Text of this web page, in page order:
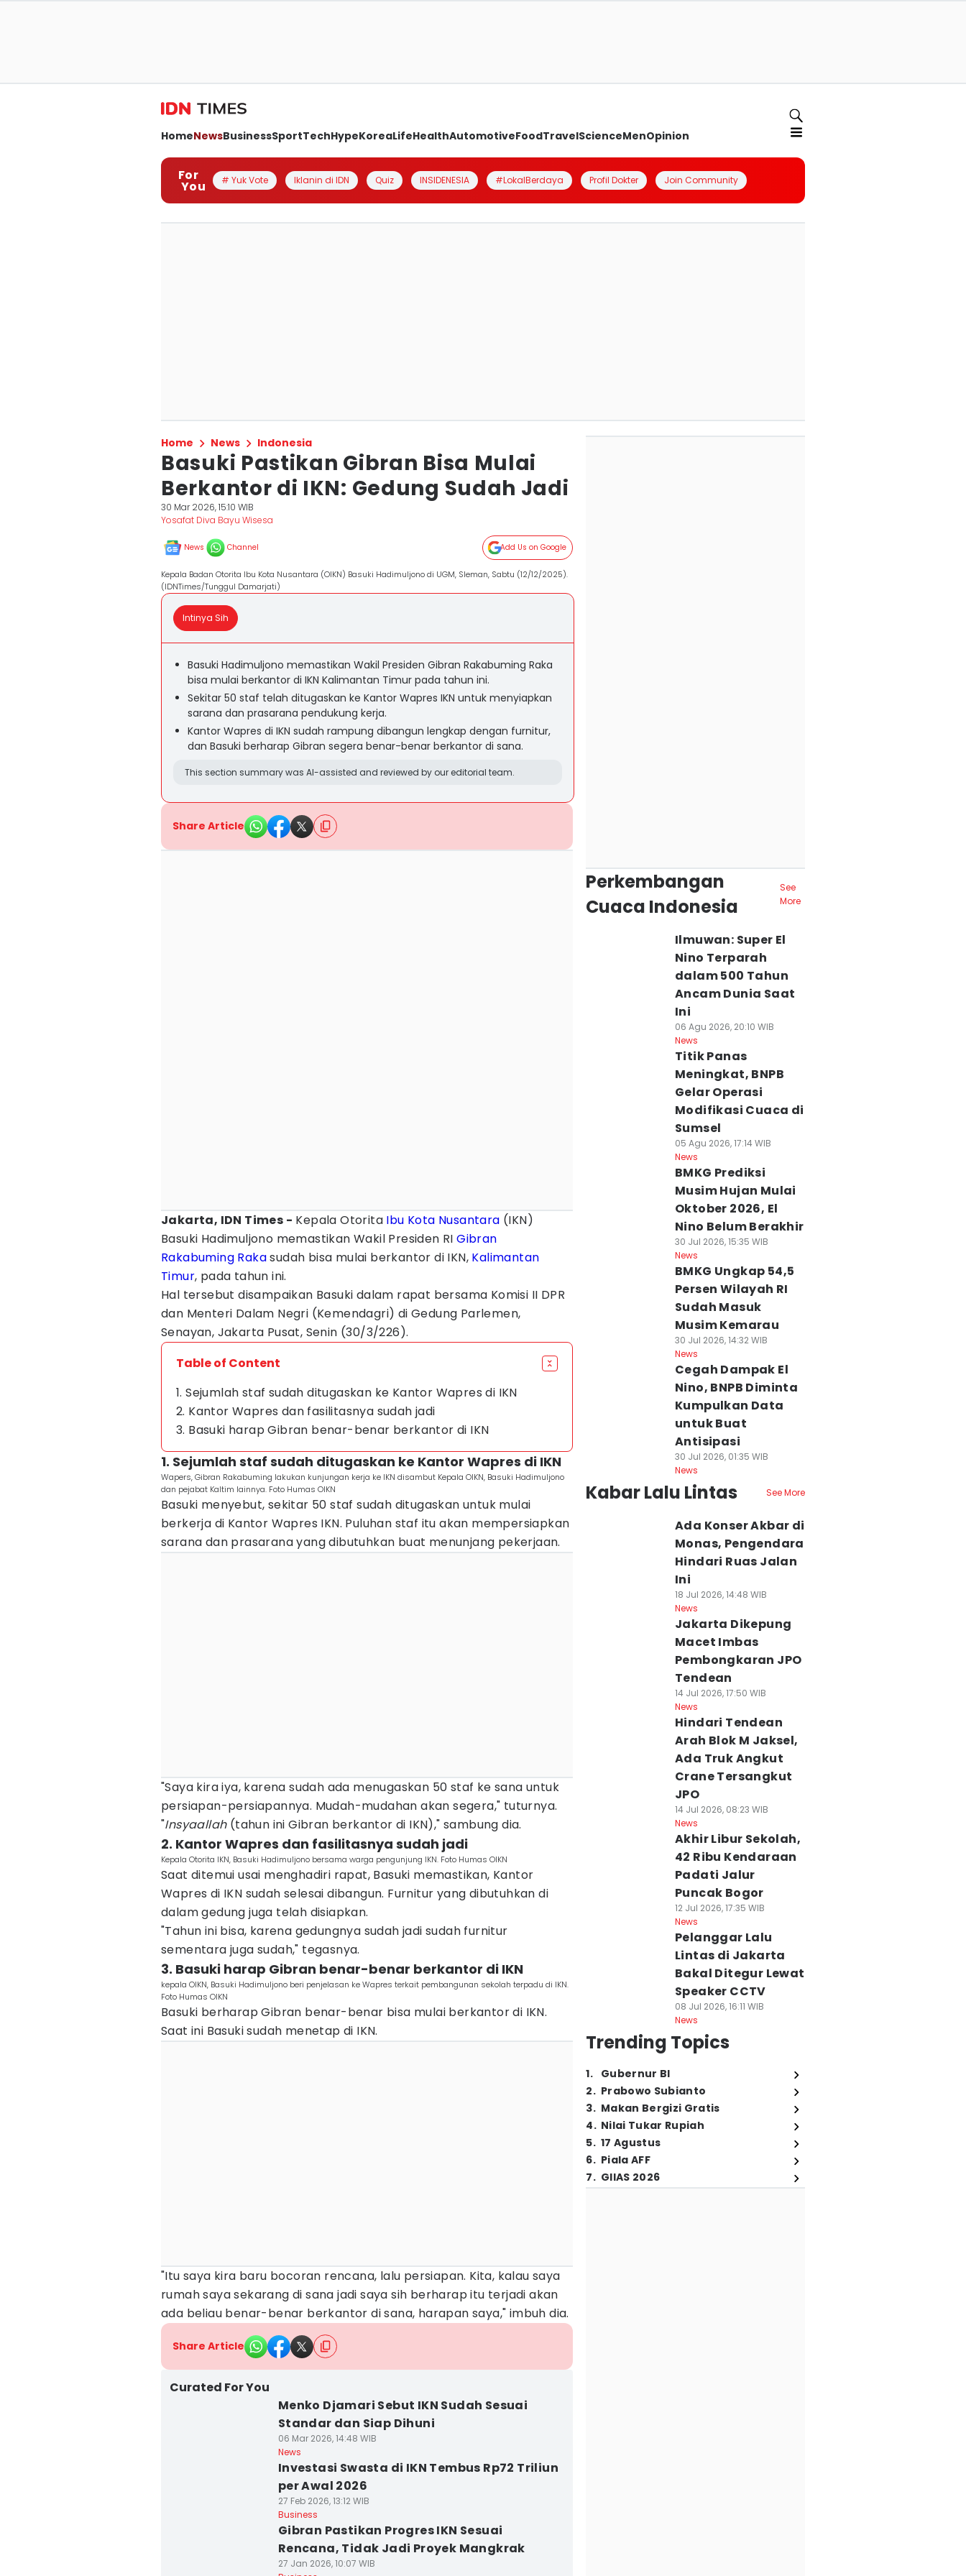
HomeNewsBusinessSportTechHypeKoreaLifeHealthAutomotiveFoodTravelScienceMenOpinion
For
You # Yuk Vote Iklanin di IDN Quiz INSIDENESIA #LokalBerdaya Profil Dokter Join Community
Home News Indonesia
Basuki Pastikan Gibran Bisa Mulai
Berkantor di IKN: Gedung Sudah Jadi
30 Mar 2026, 15:10 WIB
Yosafat Diva Bayu Wisesa
News Channel Add Us on Google
Kepala Badan Otorita Ibu Kota Nusantara (OIKN) Basuki Hadimuljono di UGM, Sleman, Sabtu (12/12/2025).
(IDNTimes/Tunggul Damarjati)
Intinya Sih
Basuki Hadimuljono memastikan Wakil Presiden Gibran Rakabuming Raka
bisa mulai berkantor di IKN Kalimantan Timur pada tahun ini.
Sekitar 50 staf telah ditugaskan ke Kantor Wapres IKN untuk menyiapkan
sarana dan prasarana pendukung kerja.
Kantor Wapres di IKN sudah rampung dibangun lengkap dengan furnitur,
dan Basuki berharap Gibran segera benar-benar berkantor di sana.
This section summary was AI-assisted and reviewed by our editorial team.
Share Article
Jakarta, IDN Times - Kepala Otorita Ibu Kota Nusantara (IKN)
Basuki Hadimuljono memastikan Wakil Presiden RIGibran
Rakabuming Rakasudah bisa mulai berkantor di IKN, Kalimantan
Timur, pada tahun ini.
Hal tersebut disampaikan Basuki dalam rapat bersama Komisi II DPR
dan Menteri Dalam Negri (Kemendagri) di Gedung Parlemen,
Senayan, Jakarta Pusat, Senin (30/3/226).
Table of Content
1. Sejumlah staf sudah ditugaskan ke Kantor Wapres di IKN
2. Kantor Wapres dan fasilitasnya sudah jadi
3. Basuki harap Gibran benar-benar berkantor di IKN
1. Sejumlah staf sudah ditugaskan ke Kantor Wapres di IKN
Wapers, Gibran Rakabuming lakukan kunjungan kerja ke IKN disambut Kepala OIKN, Basuki Hadimuljono
dan pejabat Kaltim lainnya. Foto Humas OIKN
Basuki menyebut, sekitar 50 staf sudah ditugaskan untuk mulai
berkerja di Kantor Wapres IKN. Puluhan staf itu akan mempersiapkan
sarana dan prasarana yang dibutuhkan buat menunjang pekerjaan.
"Saya kira iya, karena sudah ada menugaskan 50 staf ke sana untuk
persiapan-persiapannya. Mudah-mudahan akan segera," tuturnya.
"Insyaallah(tahun ini Gibran berkantor di IKN)," sambung dia.
2. Kantor Wapres dan fasilitasnya sudah jadi
Kepala Otorita IKN, Basuki Hadimuljono bersama warga pengunjung IKN. Foto Humas OIKN
Saat ditemui usai menghadiri rapat, Basuki memastikan, Kantor
Wapres di IKN sudah selesai dibangun. Furnitur yang dibutuhkan di
dalam gedung juga telah disiapkan.
"Tahun ini bisa, karena gedungnya sudah jadi sudah furnitur
sementara juga sudah," tegasnya.
3. Basuki harap Gibran benar-benar berkantor di IKN
kepala OIKN, Basuki Hadimuljono beri penjelasan ke Wapres terkait pembangunan sekolah terpadu di IKN.
Foto Humas OIKN
Basuki berharap Gibran benar-benar bisa mulai berkantor di IKN.
Saat ini Basuki sudah menetap di IKN.
"Itu saya kira baru bocoran rencana, lalu persiapan. Kita, kalau saya
rumah saya sekarang di sana jadi saya sih berharap itu terjadi akan
ada beliau benar-benar berkantor di sana, harapan saya," imbuh dia.
Share Article
Curated For You
Menko Djamari Sebut IKN Sudah Sesuai
Standar dan Siap Dihuni
06 Mar 2026, 14:48 WIB
News
Investasi Swasta di IKN Tembus Rp72 Triliun
per Awal 2026
27 Feb 2026, 13:12 WIB
Business
Gibran Pastikan Progres IKN Sesuai
Rencana, Tidak Jadi Proyek Mangkrak
27 Jan 2026, 10:07 WIB
Perkembangan
Cuaca Indonesia
See
More
Ilmuwan: Super El
Nino Terparah
dalam 500 Tahun
Ancam Dunia Saat
Ini
06 Agu 2026, 20:10 WIB
News
Titik Panas
Meningkat, BNPB
Gelar Operasi
Modifikasi Cuaca di
Sumsel
05 Agu 2026, 17:14 WIB
News
BMKG Prediksi
Musim Hujan Mulai
Oktober 2026, El
Nino Belum Berakhir
30 Jul 2026, 15:35 WIB
News
BMKG Ungkap 54,5
Persen Wilayah RI
Sudah Masuk
Musim Kemarau
30 Jul 2026, 14:32 WIB
News
Cegah Dampak El
Nino, BNPB Diminta
Kumpulkan Data
untuk Buat
Antisipasi
30 Jul 2026, 01:35 WIB
News
Kabar Lalu Lintas See More
Ada Konser Akbar di
Monas, Pengendara
Hindari Ruas Jalan
Ini
18 Jul 2026, 14:48 WIB
News
Jakarta Dikepung
Macet Imbas
Pembongkaran JPO
Tendean
14 Jul 2026, 17:50 WIB
News
Hindari Tendean
Arah Blok M Jaksel,
Ada Truk Angkut
Crane Tersangkut
JPO
14 Jul 2026, 08:23 WIB
News
Akhir Libur Sekolah,
42 Ribu Kendaraan
Padati Jalur
Puncak Bogor
12 Jul 2026, 17:35 WIB
News
Pelanggar Lalu
Lintas di Jakarta
Bakal Ditegur Lewat
Speaker CCTV
08 Jul 2026, 16:11 WIB
News
Trending Topics
1. Gubernur BI
2. Prabowo Subianto
3. Makan Bergizi Gratis
4. Nilai Tukar Rupiah
5. 17 Agustus
6. Piala AFF
7. GIIAS 2026